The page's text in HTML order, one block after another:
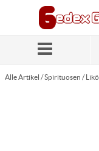
Alle Artikel /Spirituosen /